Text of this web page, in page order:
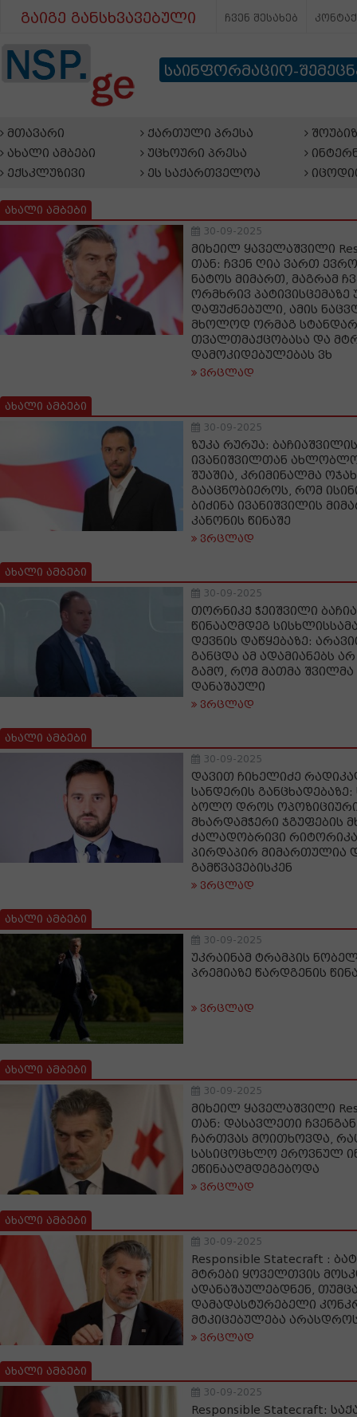
გაიგე განსხვავებული ჩვენ შესახებ
საინფორმაციო-
მთავარი
ახალი ამბები
ექსკლუზივი
ქართული პრესა
უცხოური პრესა
ეს საქართველოა
ახალი ამბები
30-09-2025
მიხეილ ყაველაშვილი
თან: ჩვენ ღია ვართ
ნატოს მიმართ, მაგრამ
ორმხრივ პატივისცემაზე
დაფუძნებული, ამის
მხოლოდ ორმაგ
თვალთმაქცობასა და
დამოკიდებულებას ვხ
ვრცლად
ახალი ამბები
30-09-2025
ზუკა რურუა:
ივანიშვილთან
შუაშია, კრიმინალმა
გააცნობიეროს, რომ
ბიძინა ივანიშვილის
კანონის წინაშე
ვრცლად
ახალი ამბები
30-09-2025
თორნიკე ჭეიშვილი
წინააღმდეგ
დევნის დაწყებაზე:
განცდა ამ ადამიანებს
გამო, რომ მათმა შვილმა
დანაშაული
ვრცლად
ახალი ამბები
30-09-2025
დავით ჩიხელიძე
სანდერის
ბოლო დროს
მხარდამჭერი ჯგუფების
ძალადობრივი
პირდაპირ მიმართულია
გამწვავებისკენ
ვრცლად
ახალი ამბები
30-09-2025
უკრაინამ ტრამპის
პრემიაზე წარდგენის
ვრცლად
ახალი ამბები
30-09-2025
მიხეილ ყაველაშვილი
თან: დასავლეთი
ჩართვას მოითხოვდა,
სასიცოცხლო ეროვნულ
ეწინააღმდეგებოდა
ვრცლად
ახალი ამბები
30-09-2025
Responsible Statecraft :
მტრები ყოველთვის
ადანაშაულებდნენ,
დამადასტურებელი
მტკიცებულება
ვრცლად
ახალი ამბები
30-09-2025
Responsible Statecraft: